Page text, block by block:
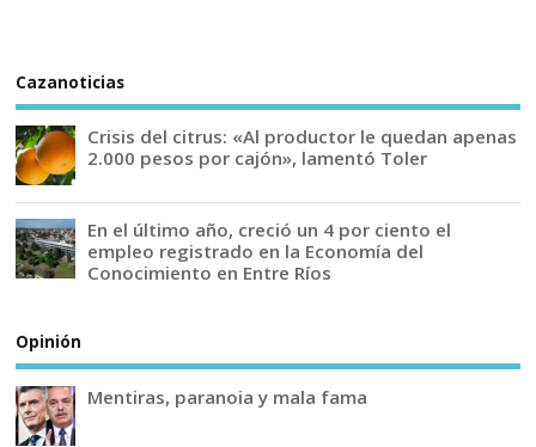
Cazanoticias
Crisis del citrus: «Al productor le quedan apenas
2.000 pesos por cajón», lamentó Toler
En el último año, creció un 4 por ciento el
empleo registrado en la Economía del
Conocimiento en Entre Ríos
Opinión
Mentiras, paranoia y mala fama